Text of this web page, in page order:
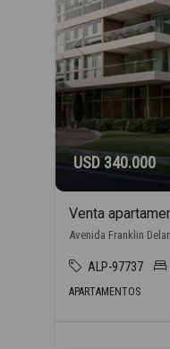
USD 340.000
ALP-97737
APARTAMENTOS